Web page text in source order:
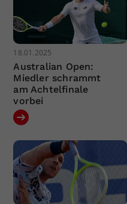
18.01.2025
Australian Open:
Miedler schrammt
am Achtelfinale
vorbei